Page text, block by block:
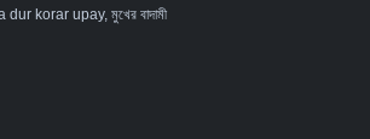
korar upay, মুখের বাদামী